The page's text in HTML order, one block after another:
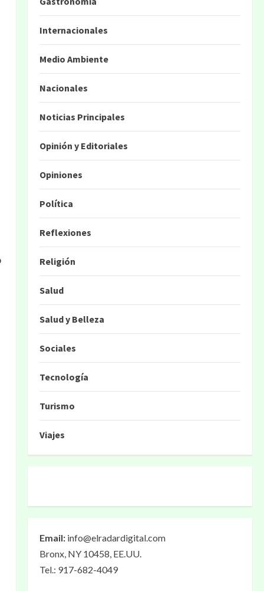
Internacionales
Medio Ambiente
Nacionales
Noticias Principales
Opinión y Editoriales
Opiniones
Política
Reflexiones
Religión
Salud
Salud y Belleza
Sociales
Tecnología
Turismo
Viajes
Email: info@elradardigital.com
Bronx, NY 10458, EE.UU.
Tel.: 917-682-4049